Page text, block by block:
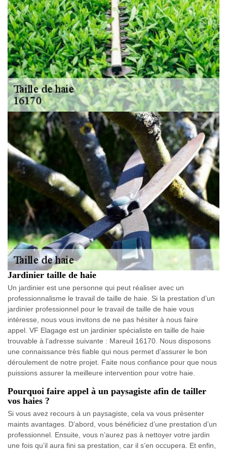
Jardinier taille de haie
Un jardinier est une personne qui peut réaliser avec un
professionnalisme le travail de taille de haie. Si la prestation d’un
jardinier professionnel pour le travail de taille de haie vous
intéresse, nous vous invitons de ne pas hésiter à nous faire
appel. VF Elagage est un jardinier spécialiste en taille de haie
trouvable à l’adresse suivante : Mareuil 16170. Nous disposons
une connaissance très fiable qui nous permet d’assurer le bon
déroulement de notre projet. Faite nous confiance pour que nous
puissions assurer la meilleure intervention pour votre haie.
Pourquoi faire appel à un paysagiste afin de tailler
vos haies ?
Si vous avez recours à un paysagiste, cela va vous présenter
maints avantages. D’abord, vous bénéficiez d’une prestation d’un
professionnel. Ensuite, vous n’aurez pas à nettoyer votre jardin
une fois qu’il aura fini sa prestation, car il s’en occupera. Et enfin,